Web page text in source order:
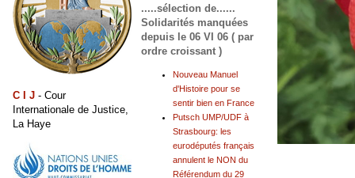
.....sélection de......
Solidarités manquées
depuis le 06 VI 06 ( par
ordre croissant )
Nouveau Manuel
d'Histoire pour se
sentir bien en France
Putsch UMP/UDF à
Strasbourg: les
eurodéputés français
annulent le NON du
Référendum du 29
C I J - Cour
Internationale de Justice,
La Haye